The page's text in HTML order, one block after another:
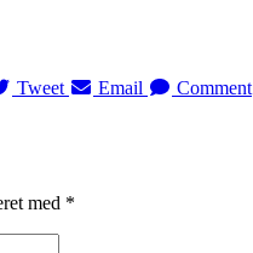
Tweet Email Comment
med *